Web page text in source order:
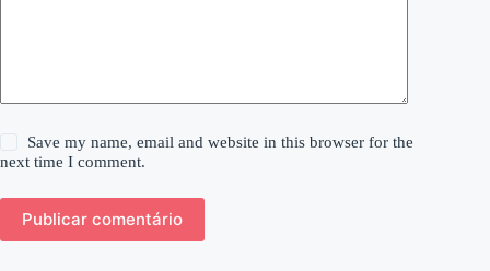
Save my name, email and website in this browser for the
next time I comment.
Publicar comentário